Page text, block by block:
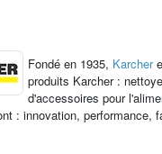
Fondé en 1935, Karcher
produits Karcher :
d'accessoires pour
: innovation, performance,